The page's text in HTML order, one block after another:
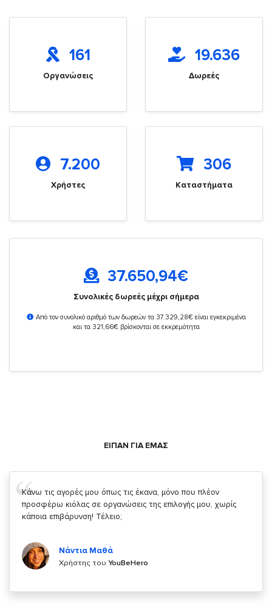
161
Οργανώσεις
19.636
Δωρεές
7.200
Χρήστες
306
Καταστήματα
37.650,94€
Συνολικές δωρεές μέχρι σήμερα
Από τον συνολικό αριθμό των δωρεών τα 37.329,28€ είναι εγκεκριμένα
και τα 321,66€ βρίσκονται σε εκκρεμότητα
ΕΙΠΑΝ ΓΙΑ ΕΜΑΣ
Σας ευχαριστώ που μας δίνετε την δυνατότητα να κάνουμε
κάτι!
Χρήστης τουYouBeHero